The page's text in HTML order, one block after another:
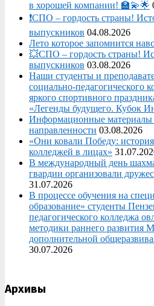
в хорошей компании! 🏫💫🌟
❗СПО – гордость страны!
выпускников 04.08.2026
Лето которое запомнится
💥СПО – гордость страны!
выпускников 03.08.2026
Наши студенты и
социально‑педагогического
яркого спортивного
«Легенды будущего. Кубок
Информационные материалы
направленности 03.08.2026
«Они ковали Победу:
колледжей в лицах»
В международный день
гвардии организовали
31.07.2026
В процессе обучения на
образование» студенты
педагогического колледжа
методики раннего развития
дополнительной
30.07.2026
Архивы